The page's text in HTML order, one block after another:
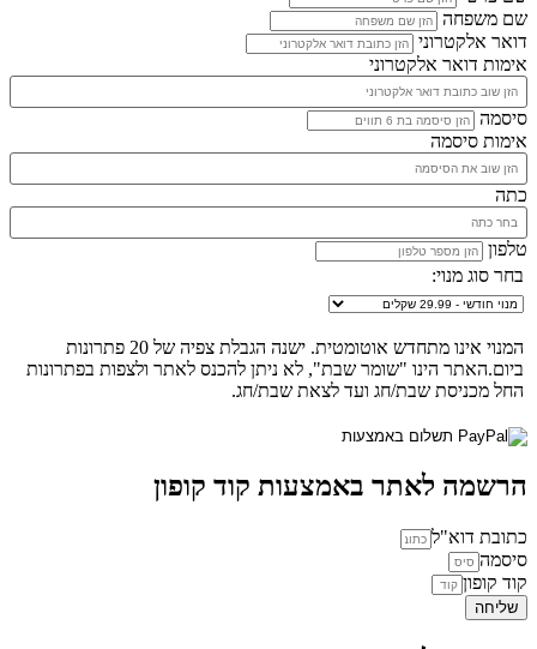
שם משפחה
דואר אלקטרוני
אימות דואר אלקטרוני
סיסמה
אימות סיסמה
כתה
טלפון
בחר סוג מנוי:
המנוי אינו מתחדש אוטומטית. ישנה הגבלת צפיה של 20 פתרונות
ביום.האתר הינו "שומר שבת", לא ניתן להכנס לאתר ולצפות בפתרונות
החל מכניסת שבת/חג ועד לצאת שבת/חג.
הרשמה לאתר באמצעות קוד קופון
כתובת דוא"ל
סיסמה
קוד קופון
שליחה